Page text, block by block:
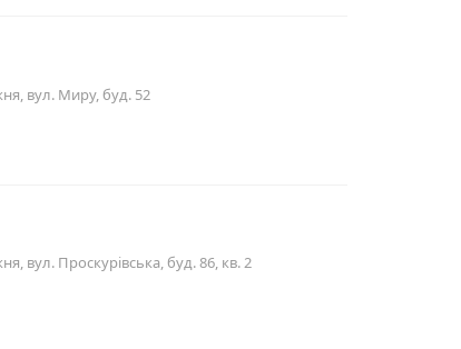
вул. Миру, буд. 52
вул. Проскурівська, буд. 86, кв. 2